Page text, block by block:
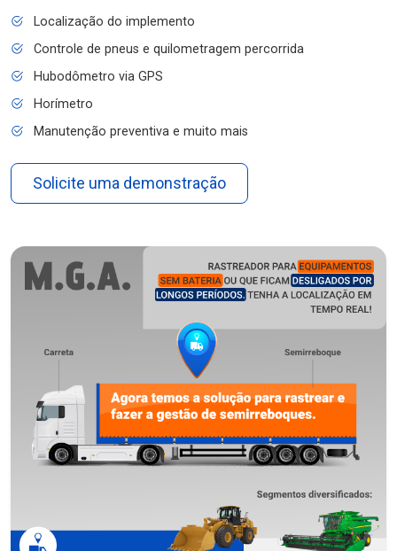
Localização do implemento
Controle de pneus e quilometragem percorrida
Hubodômetro via GPS
Horímetro
Manutenção preventiva e muito mais
Solicite uma demonstração